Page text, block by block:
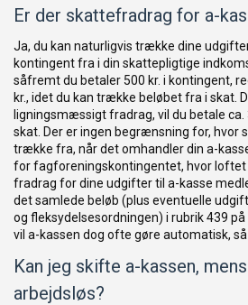
Er der skattefradrag for a-
Ja, du kan naturligvis trække dine
kontingent fra i din skattepligtige
såfremt du betaler 500 kr. i kontingent,
kr., idet du kan trække beløbet fra i skat.
ligningsmæssigt fradrag, vil du betale ca.
skat. Der er ingen begrænsning for, hvor
trække fra, når det omhandler din a-
for fagforeningskontingentet, hvor loftet
fradrag for dine udgifter til a-kasse
det samlede beløb (plus eventuelle
og fleksydelsesordningen) i rubrik 439
vil a-kassen dog ofte gøre automatisk,
Kan jeg skifte a-kassen,
arbejdsløs?